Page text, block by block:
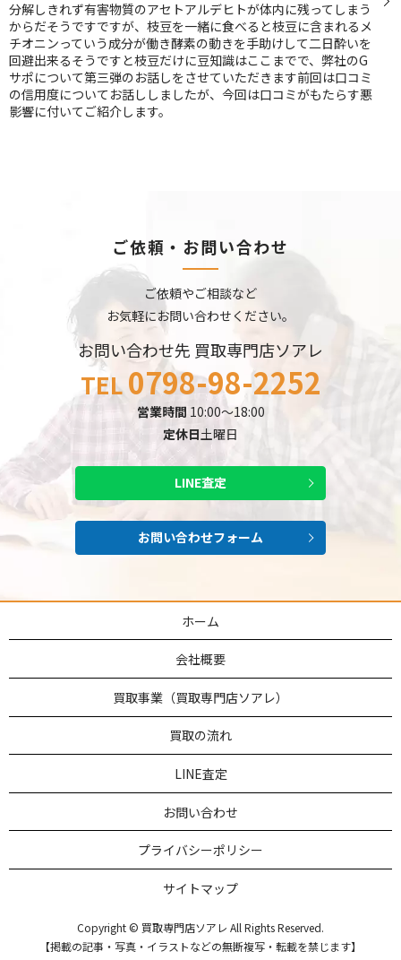
分解しきれず有害物質のアセトアルデヒトが体内に残ってしまう
からだそうですですが、枝豆を一緒に食べると枝豆に含まれるメ
チオニンっていう成分が働き酵素の動きを手助けして二日酔いを
回避出来るそうですと枝豆だけに豆知識はここまでで、弊社のG
サポについて第三弾のお話しをさせていただきます前回は口コミ
の信用度についてお話ししましたが、今回は口コミがもたらす悪
影響に付いてご紹介します。
ご依頼・お問い合わせ
ご依頼やご相談など
お気軽にお問い合わせください。
お問い合わせ先 買取専門店ソアレ
TEL0798-98-2252
営業時間 10:00～18:00
定休日土曜日
LINE査定
お問い合わせフォーム
ホーム
会社概要
買取事業（買取専門店ソアレ）
買取の流れ
LINE査定
お問い合わせ
プライバシーポリシー
サイトマップ
Copyright © 買取専門店ソアレ All Rights Reserved.
【掲載の記事・写真・イラストなどの無断複写・転載を禁じます】